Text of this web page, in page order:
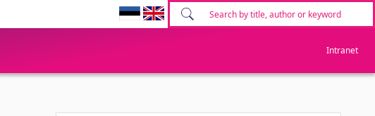
Intranet